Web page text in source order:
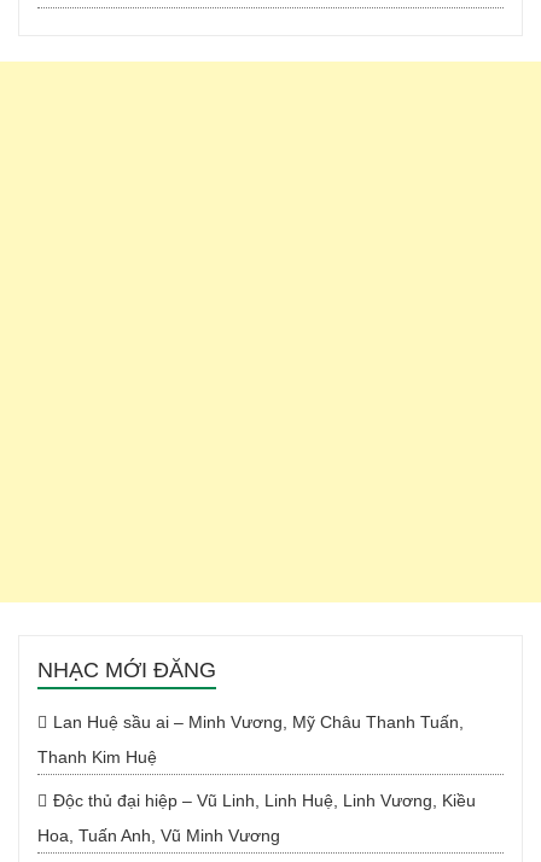
NHẠC MỚI ĐĂNG
Lan Huệ sầu ai – Minh Vương, Mỹ Châu Thanh Tuấn,
Thanh Kim Huệ
Độc thủ đại hiệp – Vũ Linh, Linh Huệ, Linh Vương, Kiều
Hoa, Tuấn Anh, Vũ Minh Vương